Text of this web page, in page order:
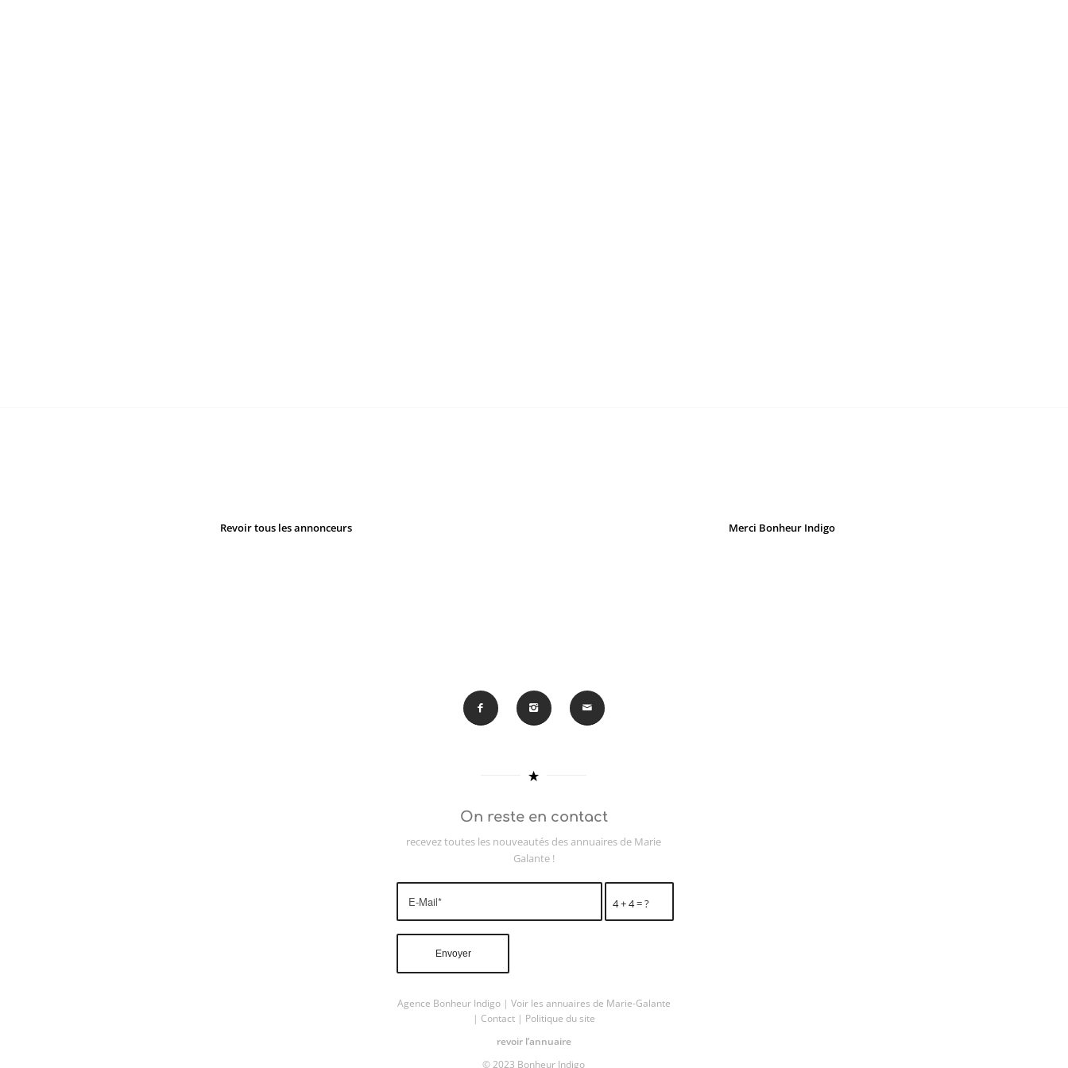
Revoir tous les annonceurs Merci Bonheur Indigo
On reste en contact
recevez toutes les nouveautés des annuaires de Marie
Galante !
4 + 4 = ?
Agence Bonheur Indigo| Voir les annuaires de Marie-Galante
| Contact| Politique du site
revoir l’annuaire
© 2023 Bonheur Indigo